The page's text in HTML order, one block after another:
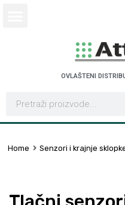
OVLAŠTENI
Home Senzori i krajnje